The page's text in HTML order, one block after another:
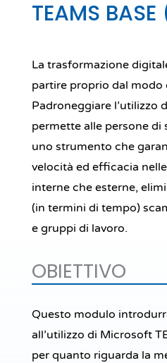
TEAMS
La trasformazione
partire proprio dal modo
Padroneggiare l’utilizzo
permette alle persone di
uno strumento che
velocità ed efficacia
interne che esterne,
(in termini di tempo)
e gruppi di lavoro.
OBIETTIVO
Questo modulo
all’utilizzo di Microsoft
per quanto riguarda la